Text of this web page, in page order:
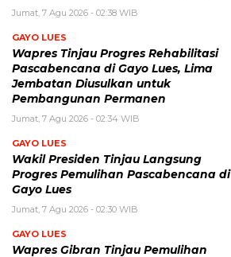
Jumat, 7 Agu 2026 - 02:38 WIB
GAYO LUES
Wapres Tinjau Progres Rehabilitasi
Pascabencana di Gayo Lues, Lima
Jembatan Diusulkan untuk
Pembangunan Permanen
Jumat, 7 Agu 2026 - 02:34 WIB
GAYO LUES
Wakil Presiden Tinjau Langsung
Progres Pemulihan Pascabencana di
Gayo Lues
Jumat, 7 Agu 2026 - 02:30 WIB
GAYO LUES
Wapres Gibran Tinjau Pemulihan